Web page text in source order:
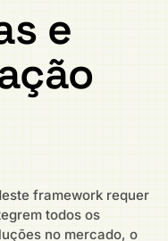
e
framework requer
todos os
no mercado, o